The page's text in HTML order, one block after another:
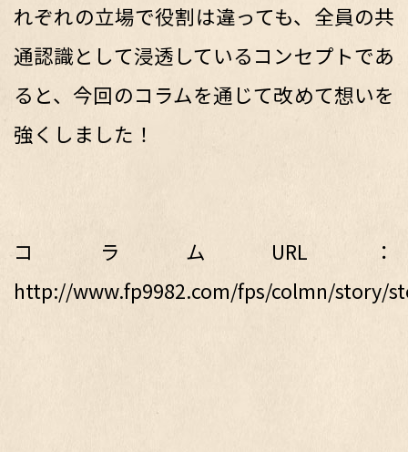
れぞれの立場で役割は違っても、全員の共
通認識として浸透しているコンセプトであ
ると、今回のコラムを通じて改めて想いを
強くしました！
コラムURL：
http://www.fp9982.com/fps/colmn/story/